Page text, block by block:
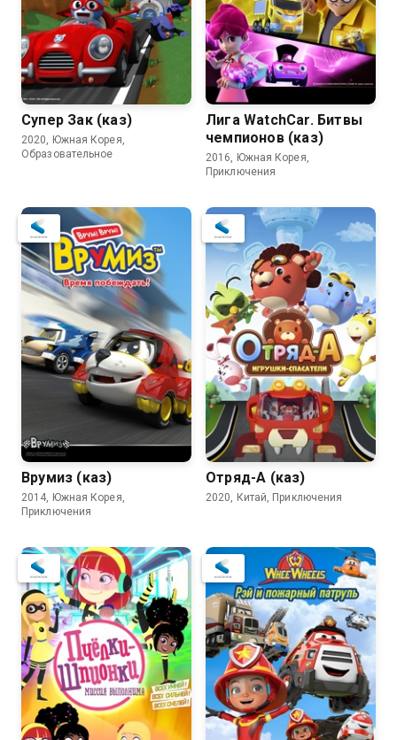
Супер Зак (каз)
2020, Южная Корея,
Образовательное
Лига WatchCar. Битвы
чемпионов (каз)
2016, Южная Корея,
Приключения
Врумиз (каз)
2014, Южная Корея,
Приключения
Отряд-А (каз)
2020, Китай, Приключения